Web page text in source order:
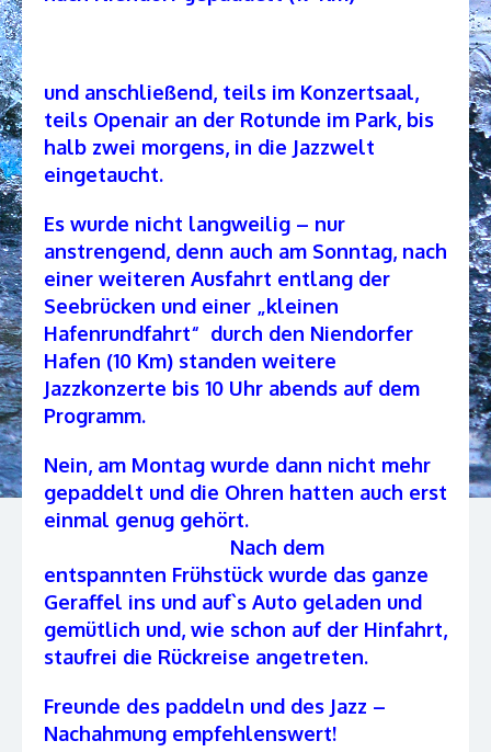
und anschließend, teils im Konzertsaal,
teils Openair an der Rotunde im Park, bis
halb zwei morgens, in die Jazzwelt
eingetaucht.
Es wurde nicht langweilig – nur
anstrengend, denn auch am Sonntag, nach
einer weiteren Ausfahrt entlang der
Seebrücken und einer „kleinen
Hafenrundfahrt“ durch den Niendorfer
Hafen (10 Km) standen weitere
Jazzkonzerte bis 10 Uhr abends auf dem
Programm.
Nein, am Montag wurde dann nicht mehr
gepaddelt und die Ohren hatten auch erst
einmal genug gehört.
Nach dem
entspannten Frühstück wurde das ganze
Geraffel ins und auf`s Auto geladen und
gemütlich und, wie schon auf der Hinfahrt,
staufrei die Rückreise angetreten.
Freunde des paddeln und des Jazz –
Nachahmung empfehlenswert!